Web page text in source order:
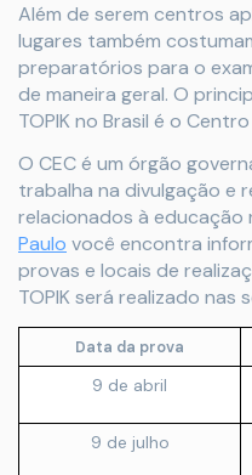
Além de serem centros
lugares também
preparatórios para o
de maneira geral. O
TOPIK no Brasil é o
O CEC é um órgão
trabalha na divulgação e
relacionados à educação
Paulo você encontra
provas e locais de
TOPIK será realizado nas
Data da prova
9 de abril
9 de julho